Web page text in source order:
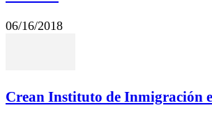
06/16/2018
Crean Instituto de Inmigración